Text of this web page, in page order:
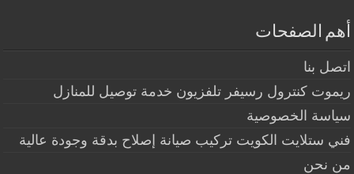
أهم الصفحات
اتصل بنا
ريموت كنترول رسيفر تلفزيون خدمة توصيل للمنازل
سياسة الخصوصية
فني ستلايت الكويت تركيب صيانة إصلاح بدقة وجودة عالية
من نحن